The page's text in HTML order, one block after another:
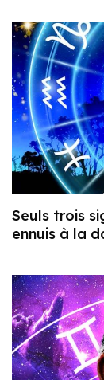
Seuls trois
ennuis à la